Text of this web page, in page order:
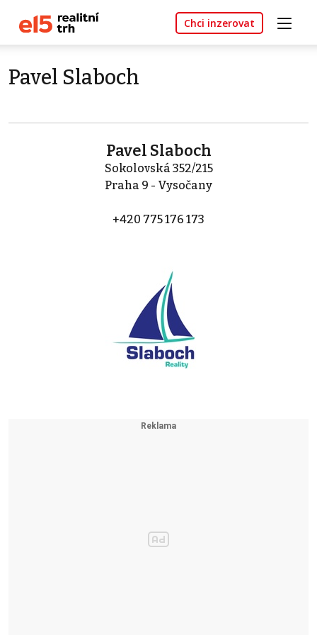
Chci inzerovat
Pavel Slaboch
Pavel Slaboch
Sokolovská 352/215
Praha 9 - Vysočany
+420 775 176 173